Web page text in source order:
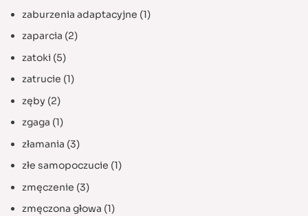
zaburzenia adaptacyjne (1)
zaparcia (2)
zatoki (5)
zatrucie (1)
zęby (2)
zgaga (1)
złamania (3)
złe samopoczucie (1)
zmęczenie (3)
zmęczona głowa (1)